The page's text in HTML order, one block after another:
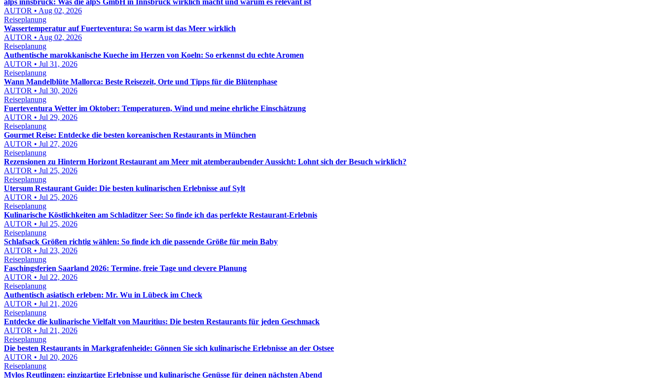
alps innsbruck: Was die alpS GmbH in Innsbruck wirklich macht und warum es relevant ist
AUTOR • Aug 02, 2026
Reiseplanung
Wassertemperatur auf Fuerteventura: So warm ist das Meer wirklich
AUTOR • Aug 02, 2026
Reiseplanung
Authentische marokkanische Kueche im Herzen von Koeln: So erkennst du echte Aromen
AUTOR • Jul 31, 2026
Reiseplanung
Wann Mandelblüte Mallorca: Beste Reisezeit, Orte und Tipps für die Blütenphase
AUTOR • Jul 30, 2026
Reiseplanung
Fuerteventura Wetter im Oktober: Temperaturen, Wind und meine ehrliche Einschätzung
AUTOR • Jul 29, 2026
Reiseplanung
Gourmet Reise: Entdecke die besten koreanischen Restaurants in München
AUTOR • Jul 27, 2026
Reiseplanung
Rezensionen zu Hinterm Horizont Restaurant am Meer mit atemberaubender Aussicht: Lohnt sich der Besuch wirklich?
AUTOR • Jul 25, 2026
Reiseplanung
Utersum Restaurant Guide: Die besten kulinarischen Erlebnisse auf Sylt
AUTOR • Jul 25, 2026
Reiseplanung
Kulinarische Köstlichkeiten am Schladitzer See: So finde ich das perfekte Restaurant-Erlebnis
AUTOR • Jul 25, 2026
Reiseplanung
Schlafsack Größen richtig wählen: So finde ich die passende Größe für mein Baby
AUTOR • Jul 23, 2026
Reiseplanung
Faschingsferien Saarland 2026: Termine, freie Tage und clevere Planung
AUTOR • Jul 22, 2026
Reiseplanung
Authentisch asiatisch erleben: Mr. Wu in Lübeck im Check
AUTOR • Jul 21, 2026
Reiseplanung
Entdecke die kulinarische Vielfalt von Mauritius: Die besten Restaurants für jeden Geschmack
AUTOR • Jul 21, 2026
Reiseplanung
Die besten Restaurants in Markgrafenheide: Gönnen Sie sich kulinarische Erlebnisse an der Ostsee
AUTOR • Jul 20, 2026
Reiseplanung
Mylos Reutlingen: einzigartige Erlebnisse und kulinarische Genüsse für deinen nächsten Abend